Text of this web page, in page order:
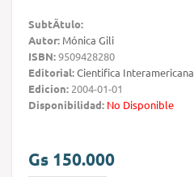
SubtÃ­tulo:
Autor: Mónica Gili
ISBN:9509428280
Editorial:Cientifica Interamericana
Edicion: 2004-01-01
Disponibilidad: No Disponible
Gs 150.000